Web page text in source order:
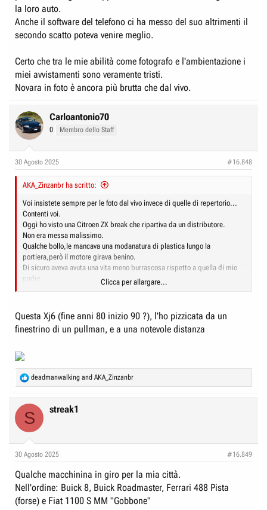
la loro auto.
Anche il software del telefono ci ha messo del suo altrimenti il
secondo scatto poteva venire meglio.
Certo che tra le mie abilità come fotografo e l'ambientazione i
miei avvistamenti sono veramente tristi.
Novara in foto è ancora più brutta che dal vivo.
Carloantonio70
0 Membro dello Staff
30 Agosto 2025 #16.848
AKA_Zinzanbr ha scritto:
Voi insistete sempre per le foto dal vivo invece di quelle di repertorio...
Contenti voi.
Oggi ho visto una Citroen ZX break che ripartiva da un distributore.
Non era messa malissimo.
Qualche bollo,le mancava una modanatura di plastica lungo la
portiera,però il motore girava benino.
Di sicuro aveva avuta una vita meno burrascosa rispetto a quella di mio
padre.
La prima l'ho presa di fianco e in ombra tanto che sembrava una sagoma
generica di un modello non identificato.
La seconda mi sono fotografato una scarpa.
lo zoom.
Clicca per allargare...
Questa Xj6 (fine anni 80 inizio 90 ?), l'ho pizzicata da un
finestrino di un pullman, e a una notevole distanza
R
e
t
s
deadmanwalking and AKA_Zinzanbr
S streak1
30 Agosto 2025 #16.849
Qualche macchinina in giro per la mia città.
Nell'ordine: Buick 8, Buick Roadmaster, Ferrari 488 Pista
(forse) e Fiat 1100 S MM "Gobbone"